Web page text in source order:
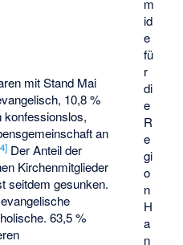
m
id
e
fü
r
di
e
R
e
gi
o
n
H
a
n
mit Stand Mai
10,8 %
konfessionslos,
an
4] Der Anteil der
Kirchenmitglieder
seitdem gesunken.
63,5 %